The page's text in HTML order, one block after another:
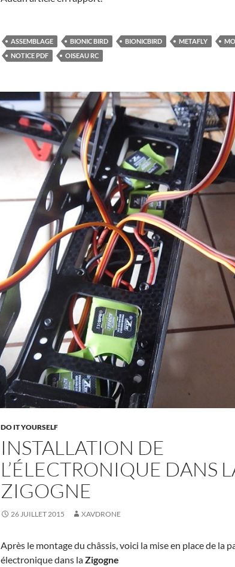
ASSEMBLAGE BIONIC BIRD BIONICBIRD METAFLY
NOTICE PDF
OISEAU RC
DO IT YOURSELF
INSTALLATION DE
L’ÉLECTRONIQUE DANS
ZIGOGNE
26 JUILLET 2015 XAVDRONE
Après le montage du châssis, voici la mise en place de la
électronique dans laZigogne